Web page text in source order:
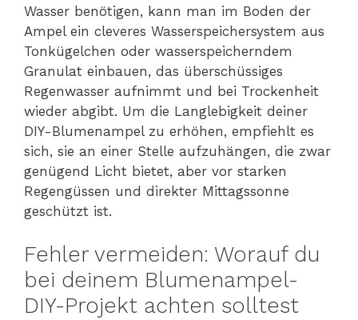
Wasser benötigen, kann man im Boden der
Ampel ein cleveres Wasserspeichersystem aus
Tonkügelchen oder wasserspeicherndem
Granulat einbauen, das überschüssiges
Regenwasser aufnimmt und bei Trockenheit
wieder abgibt. Um die Langlebigkeit deiner
DIY-Blumenampel zu erhöhen, empfiehlt es
sich, sie an einer Stelle aufzuhängen, die zwar
genügend Licht bietet, aber vor starken
Regengüssen und direkter Mittagssonne
geschützt ist.
Fehler vermeiden: Worauf du
bei deinem Blumenampel-
DIY-Projekt achten solltest